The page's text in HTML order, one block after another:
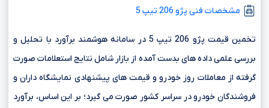
مشخصات فنی پژو 206 تیپ 5
تخمین قیمت پژو 206 تیپ 5 در سامانه هوشمند برآورد با تحلیل و
بررسی علمی داده های بدست آمده از بازار شامل نتایج استعلامات صورت
گرفته از معاملات روز خودرو و قیمت های پیشنهادی نمایشگاه داران و
فروشندگان خودرو در سراسر کشور صورت می گیرد؛ بر این اساس، برآورد